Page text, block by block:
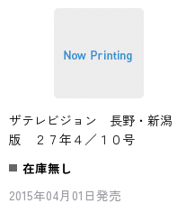
ザテレビジョン 長野・新潟
版 ２７年４／１０号
在庫無し
2015年04月01日発売